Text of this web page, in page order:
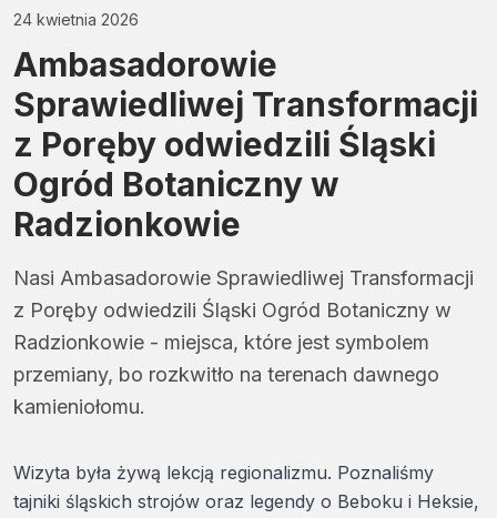
24 kwietnia 2026
Ambasadorowie
Sprawiedliwej Transformacji
z Poręby odwiedzili Śląski
Ogród Botaniczny w
Radzionkowie
Nasi Ambasadorowie Sprawiedliwej Transformacji
z Poręby odwiedzili Śląski Ogród Botaniczny w
Radzionkowie - miejsca, które jest symbolem
przemiany, bo rozkwitło na terenach dawnego
kamieniołomu.
Wizyta była żywą lekcją regionalizmu. Poznaliśmy
tajniki śląskich strojów oraz legendy o Beboku i Heksie,